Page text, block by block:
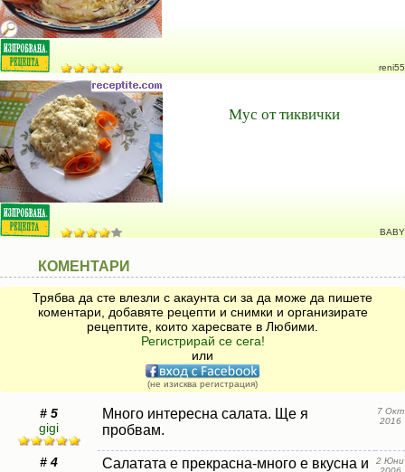
reni55
Мус от тиквички
BABY
КОМЕНТАРИ
Трябва да сте влезли с акаунта си за да може да пишете
коментари, добавяте рецепти и снимки и организирате
рецептите, които харесвате в Любими.
Регистрирай се сега!
или
(не изисква регистрация)
# 5
gigi
Много интересна салата. Ще я
пробвам.
7 Окт
2016
# 4
Салатата е прекрасна-много е вкусна и
2 Юни